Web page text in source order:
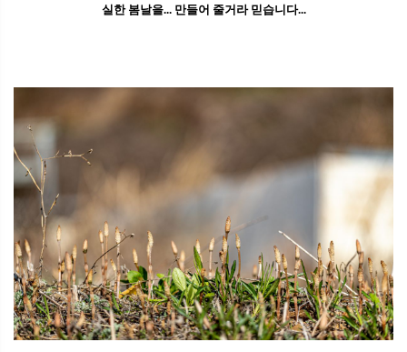
실한 봄날을... 만들어 줄거라 믿습니다...